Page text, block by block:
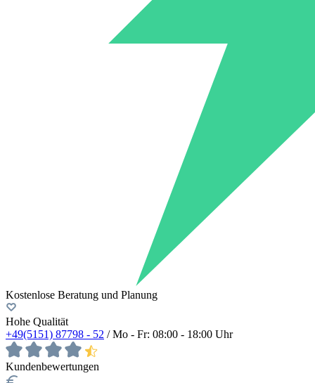
Kostenlose Beratung und Planung
Hohe Qualität
+49(5151) 87798 - 52 / Mo - Fr: 08:00 - 18:00 Uhr
Kundenbewertungen